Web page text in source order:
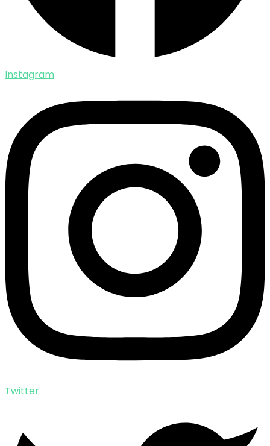
Instagram
Twitter